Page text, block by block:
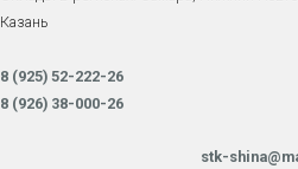
Казань
8 (925) 52-222-26
8 (926) 38-000-26
stk-